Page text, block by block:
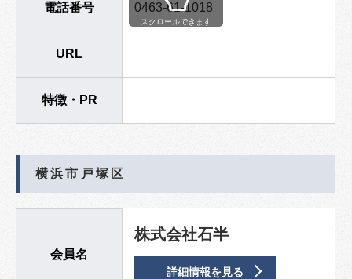
電話番号 0463-61-1018
URL
特徴・PR
スクロールできます
横浜市戸塚区
会員名
株式会社石半
詳細情報を見る